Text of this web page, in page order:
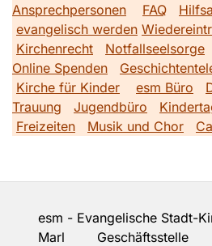
Ansprechpersonen
FAQ
evangelisch werden
Kirchenrecht
Notfallseelsorge
Online Spenden
Kirche für Kinder
esm Büro
Trauung
Jugendbüro
Freizeiten
Musik und Chor
esm - Evangelische Stadt-
Marl Geschäftsstelle